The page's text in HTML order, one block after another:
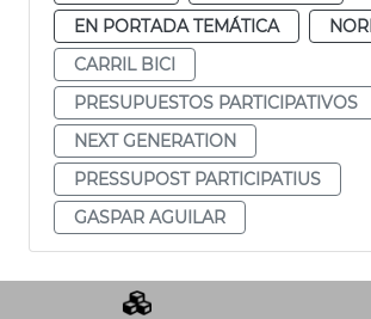
EN PORTADA TEMÁTICA
CARRIL BICI
PRESUPUESTOS PARTICIPATIVOS
NEXT GENERATION
PRESSUPOST PARTICIPATIUS
GASPAR AGUILAR